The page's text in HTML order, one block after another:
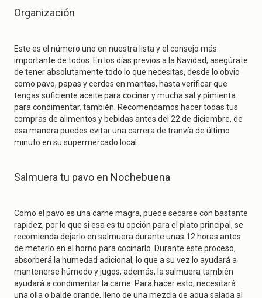
Organización
Este es el número uno en nuestra lista y el consejo más
importante de todos. En los días previos a la Navidad, asegúrate
de tener absolutamente todo lo que necesitas, desde lo obvio
como pavo, papas y cerdos en mantas, hasta verificar que
tengas suficiente aceite para cocinar y mucha sal y pimienta
para condimentar. también. Recomendamos hacer todas tus
compras de alimentos y bebidas antes del 22 de diciembre, de
esa manera puedes evitar una carrera de tranvía de último
minuto en su supermercado local.
Salmuera tu pavo en Nochebuena
Como el pavo es una carne magra, puede secarse con bastante
rapidez, por lo que si esa es tu opción para el plato principal, se
recomienda dejarlo en salmuera durante unas 12 horas antes
de meterlo en el horno para cocinarlo. Durante este proceso,
absorberá la humedad adicional, lo que a su vez lo ayudará a
mantenerse húmedo y jugos; además, la salmuera también
ayudará a condimentar la carne. Para hacer esto, necesitará
una olla o balde grande, lleno de una mezcla de agua salada al